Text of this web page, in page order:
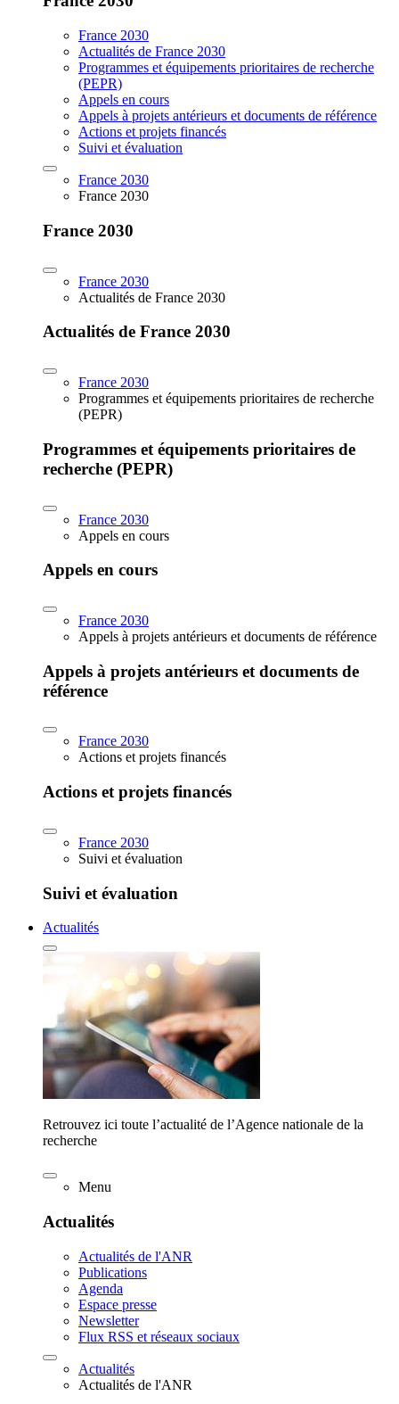
France 2030
Actualités de France 2030
Programmes et équipements prioritaires de recherche
(PEPR)
Appels en cours
Appels à projets antérieurs et documents de référence
Actions et projets financés
Suivi et évaluation
France 2030
France 2030
France 2030
France 2030
Actualités de France 2030
Actualités de France 2030
France 2030
Programmes et équipements prioritaires de recherche
(PEPR)
Programmes et équipements prioritaires de
recherche (PEPR)
France 2030
Appels en cours
Appels en cours
France 2030
Appels à projets antérieurs et documents de référence
Appels à projets antérieurs et documents de
référence
France 2030
Actions et projets financés
Actions et projets financés
France 2030
Suivi et évaluation
Suivi et évaluation
Actualités
Retrouvez ici toute l’actualité de l’Agence nationale de la
recherche
Menu
Actualités
Actualités de l'ANR
Publications
Agenda
Espace presse
Newsletter
Flux RSS et réseaux sociaux
Actualités
Actualités de l'ANR